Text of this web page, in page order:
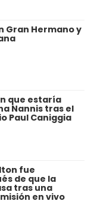
Gran Hermano y
que estaría
Nannis tras el
Paul Caniggia
fue
de que la
tras una
en vivo